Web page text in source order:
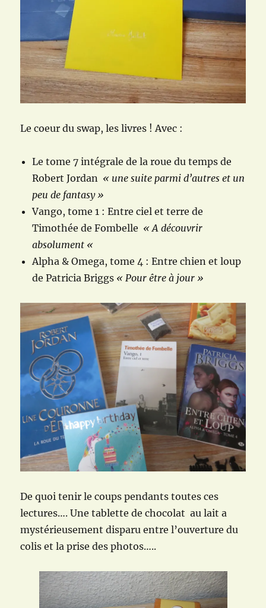
Le coeur du swap, les livres ! Avec :
Le tome 7 intégrale de la roue du temps de
Robert Jordan « une suite parmi d’autres et un
peu de fantasy »
Vango, tome 1 : Entre ciel et terre de
Timothée de Fombelle « A découvrir
absolument «
Alpha & Omega, tome 4 : Entre chien et loup
de Patricia Briggs « Pour être à jour »
De quoi tenir le coups pendants toutes ces
lectures…. Une tablette de chocolat au lait a
mystérieusement disparu entre l’ouverture du
colis et la prise des photos…..